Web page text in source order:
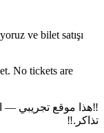
ve bilet satışı
No tickets are
‼هذا موقع تجريبي —
تذاكر.‼